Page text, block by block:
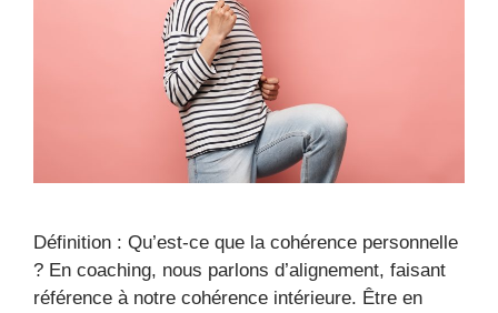
Définition : Qu’est-ce que la cohérence personnelle
? En coaching, nous parlons d’alignement, faisant
référence à notre cohérence intérieure. Être en